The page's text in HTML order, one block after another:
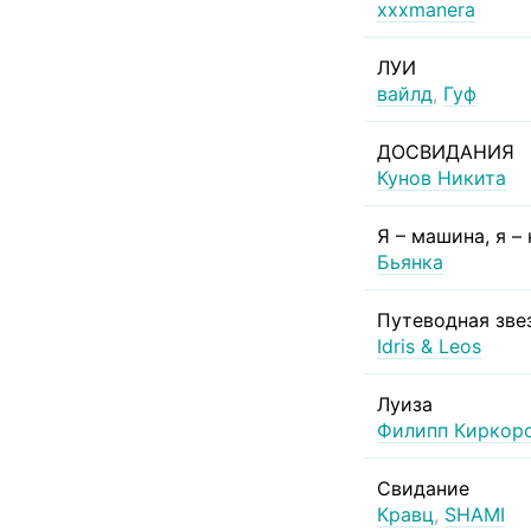
xxxmanera
ЛУИ
вайлд, Гуф
ДОСВИДАНИЯ
Кунов Никита
Я – машина, я –
Бьянка
Путеводная
Idris & Leos
Луиза
Филипп
Свидание
Кравц, SHAMI